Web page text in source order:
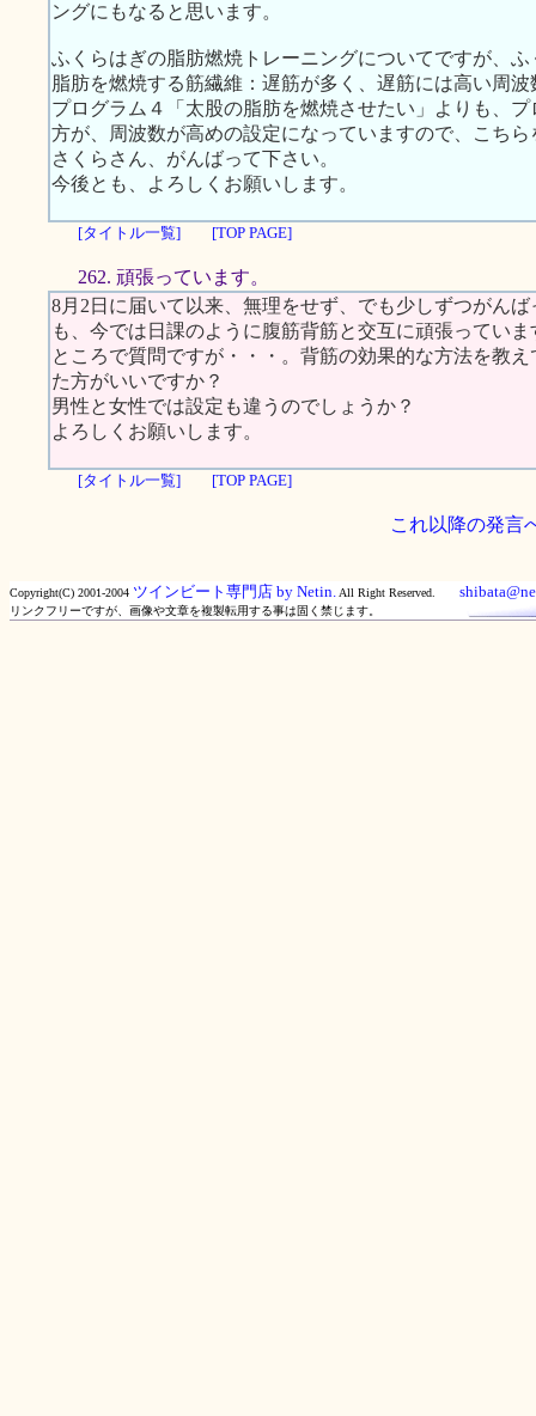
ングにもなると思います。
ふくらはぎの脂肪燃焼トレーニングについてですが、
脂肪を燃焼する筋繊維：遅筋が多く、遅筋には高い周
プログラム４「太股の脂肪を燃焼させたい」よりも、
方が、周波数が高めの設定になっていますので、こち
さくらさん、がんばって下さい。
今後とも、よろしくお願いします。
[タイトル一覧] [TOP PAGE]
262. 頑張っています。
8月2日に届いて以来、無理をせず、でも少しずつがん
も、今では日課のように腹筋背筋と交互に頑張っていま
ところで質問ですが・・・。背筋の効果的な方法を教
た方がいいですか？
男性と女性では設定も違うのでしょうか？
よろしくお願いします。
[タイトル一覧] [TOP PAGE]
これ以降の発言
Copyright(C) 2001-2004 ツインビート専門店 by Netin. All Right Reserved.
リンクフリーですが、画像や文章を複製転用する事は固く禁じます。